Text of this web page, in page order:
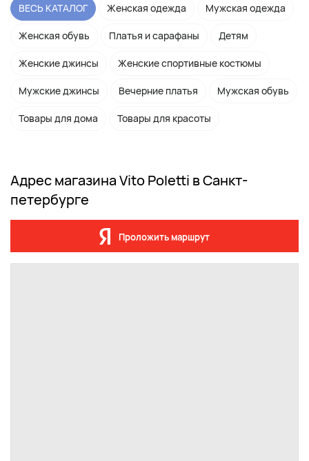
ВЕСЬ КАТАЛОГ Женская одежда Мужская одежда
Женская обувь Платья и сарафаны Детям
Женские джинсы Женские спортивные костюмы
Мужские джинсы Вечерние платья Мужская обувь
Товары для дома Товары для красоты
Адрес магазина Vito Poletti в Санкт-
петербурге
Проложить маршрут